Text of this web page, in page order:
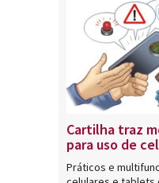
Cartilha traz
para uso de
Práticos e